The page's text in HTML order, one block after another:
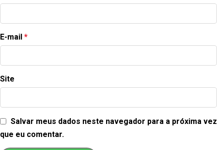
E-mail *
Site
Salvar meus dados neste navegador para a próxima vez
que eu comentar.